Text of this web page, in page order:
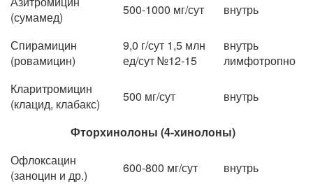
(сумамед)
500-1000 мг/сут внутрь
Спирамицин
(ровамицин)
9,0 г/сут 1,5 млн
ед/сут №12-15
внутрь
лимфотропно
Кларитромицин
(клацид, клабакс)
500 мг/сут внутрь
Фторхинолоны (4-хинолоны)
Офлоксацин
(заноцин и др.)
600-800 мг/сут внутрь